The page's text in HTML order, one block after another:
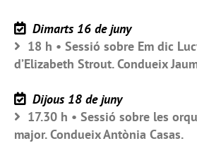
Dimarts 16 de juny
18 h • Sessió sobre Em dic
d’Elizabeth Strout. Condueix
Dijous 18 de juny
17.30 h • Sessió sobre les
major. Condueix Antònia Casas.